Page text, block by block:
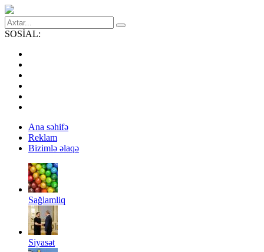
SOSİAL:
Ana səhifə
Reklam
Bizimlə əlaqə
Sağlamliq
Siyasət